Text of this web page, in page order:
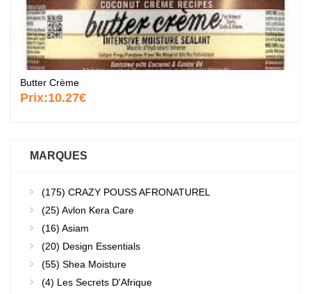
Butter Crème
Prix:10.27€
MARQUES
(175) CRAZY POUSS AFRONATUREL
(25) Avlon Kera Care
(16) Asiam
(20) Design Essentials
(55) Shea Moisture
(4) Les Secrets D'Afrique